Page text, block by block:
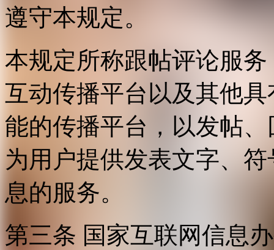
遵守本规定。
本规定所称跟帖评论服
互动传播平台以及其他
能的传播平台，以发帖
为用户提供发表文字、
息的服务。
第三条 国家互联网信息